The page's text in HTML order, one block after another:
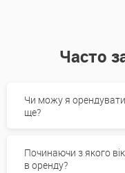
Часто
Чи можу я
ще?
Починаючи з якого
в оренду?